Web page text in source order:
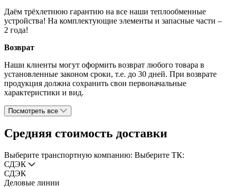
Даём трёхлетнюю гарантию на все наши теплообменные
устройства! На комплектующие элементы и запасные части –
2 года!
Возврат
Наши клиенты могут оформить возврат любого товара в
установленные законом сроки, т.е. до 30 дней. При возврате
продукция должна сохранить свои первоначальные
характеристики и вид.
Посмотреть все
Средняя стоимость доставки
Выберите транспортную компанию: Выберите ТК:
СДЭК
СДЭК
Деловые линии